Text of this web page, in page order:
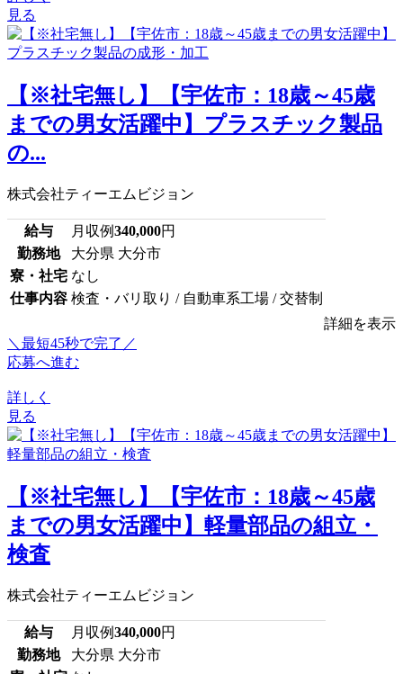
見る
【※社宅無し】【宇佐市：18歳～45歳
までの男女活躍中】プラスチック製品
の...
株式会社ティーエムビジョン
給与 月収例340,000円
勤務地
大分県 大分市
寮・社宅 なし
仕事内容 検査・バリ取り / 自動車系工場 / 交替制
詳細を表示
＼最短45秒で完了／
応募へ進む
詳しく
見る
【※社宅無し】【宇佐市：18歳～45歳
までの男女活躍中】軽量部品の組立・
検査
株式会社ティーエムビジョン
給与 月収例340,000円
勤務地
大分県 大分市